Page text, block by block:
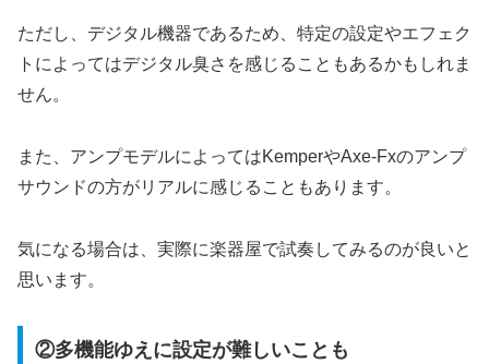
ただし、デジタル機器であるため、特定の設定やエフェク
トによってはデジタル臭さを感じることもあるかもしれま
せん。
また、アンプモデルによってはKemperやAxe-Fxのアンプ
サウンドの方がリアルに感じることもあります。
気になる場合は、実際に楽器屋で試奏してみるのが良いと
思います。
②多機能ゆえに設定が難しいことも